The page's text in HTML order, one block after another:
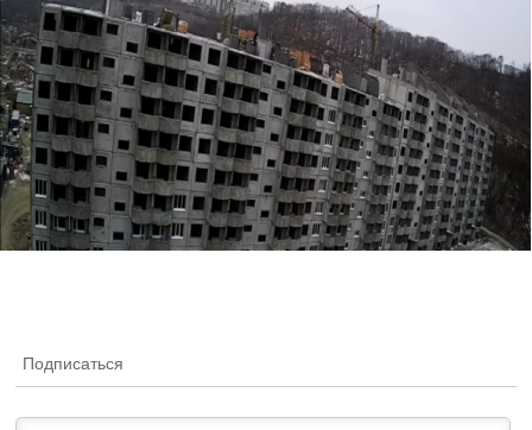
Подписаться